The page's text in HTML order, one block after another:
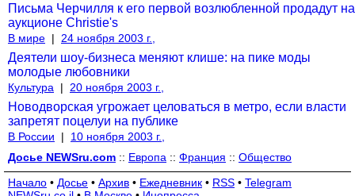
Письма Черчилля к его первой возлюбленной продадут на
аукционе Christie's
В мире | 24 ноября 2003 г.,
Деятели шоу-бизнеса меняют клише: на пике моды
молодые любовники
Культура | 20 ноября 2003 г.,
Новодворская угрожает целоваться в метро, если власти
запретят поцелуи на публике
В России |
10 ноября 2003 г.,
Досье NEWSru.com :: Европа :: Франция :: Общество
Начало • Досье • Архив • Ежедневник • RSS • Telegram